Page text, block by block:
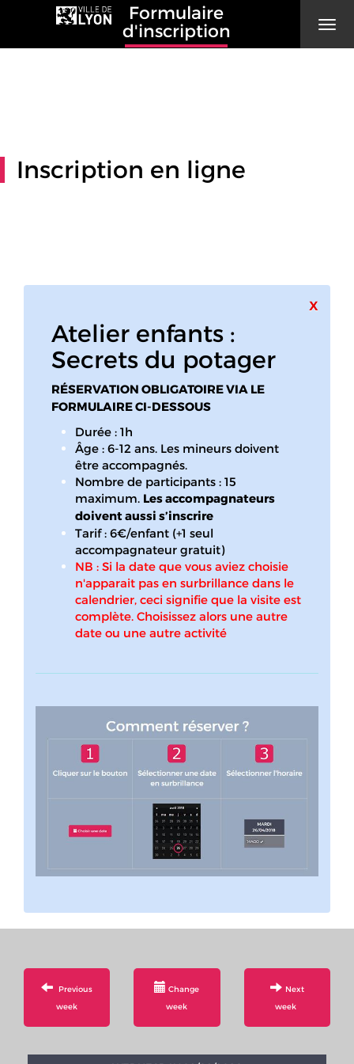
Formulaire
d'inscription
Inscription en ligne
x
Atelier enfants :
Secrets du potager
RÉSERVATION OBLIGATOIRE VIA LE
FORMULAIRE CI-DESSOUS
Durée : 1h
Âge : 6-12 ans. Les mineurs doivent
être accompagnés.
Nombre de participants : 15
maximum. Les accompagnateurs
doivent aussi s’inscrire
Tarif : 6€/enfant (+1 seul
accompagnateur gratuit)
NB : Si la date que vous aviez choisie
n'apparait pas en surbrillance dans le
calendrier, ceci signifie que la visite est
complète. Choisissez alors une autre
date ou une autre activité
Previous
week
Change
week
Next
week